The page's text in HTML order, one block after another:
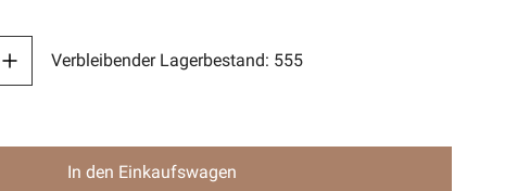
Verbleibender Lagerbestand: 555
In den Einkaufswagen